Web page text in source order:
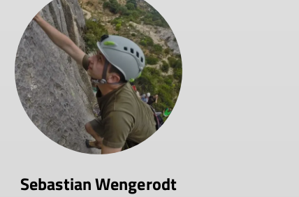
Sebastian Wengerodt